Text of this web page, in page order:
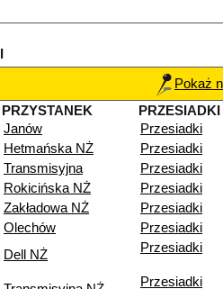
Pokaż
PRZYSTANEK
PRZESIADKI
Janów
Przesiadki
Hetmańska NŻ
Przesiadki
Transmisyjna
Przesiadki
Rokicińska NŻ
Przesiadki
Zakładowa NŻ
Przesiadki
Olechów
Przesiadki
Dell NŻ Przesiadki
Przesiadki